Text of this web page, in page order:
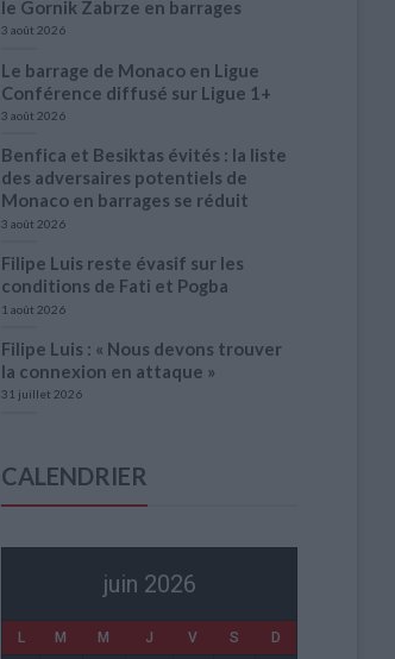
le Gornik Zabrze en barrages
3 août 2026
Le barrage de Monaco en Ligue
Conférence diffusé sur Ligue 1+
3 août 2026
Benfica et Besiktas évités : la liste
des adversaires potentiels de
Monaco en barrages se réduit
3 août 2026
Filipe Luis reste évasif sur les
conditions de Fati et Pogba
1 août 2026
Filipe Luis : « Nous devons trouver
la connexion en attaque »
31 juillet 2026
CALENDRIER
juin 2026
L M M J V S D